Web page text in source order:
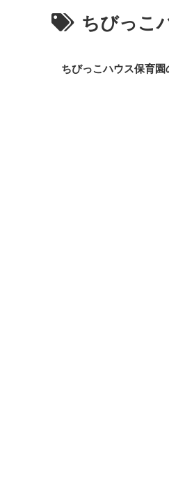
ちびっこ
ちびっこハウス保育